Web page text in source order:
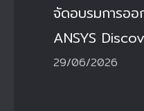
จัดอบรมการอ
ANSYS
29/06/2026